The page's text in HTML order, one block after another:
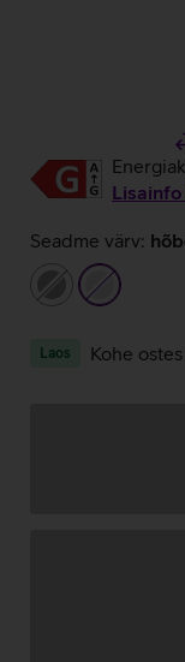
Lisainfo
Seadme värv:
hall
hõbedane
Laos Kohe